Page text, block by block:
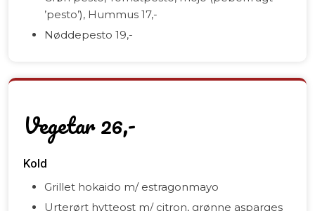
’pesto’), Hummus 17,-
Nøddepesto 19,-
Vegetar 26,-
Kold
Grillet hokaido m/ estragonmayo
Urterørt hytteost m/ citron, grønne asparges